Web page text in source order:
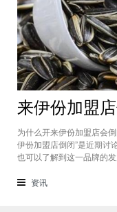
为什么开来伊份加盟店会
伊份加盟店倒闭”是近期讨
也可以了解到这一品牌的
加盟店，可以先观望一下品
资讯